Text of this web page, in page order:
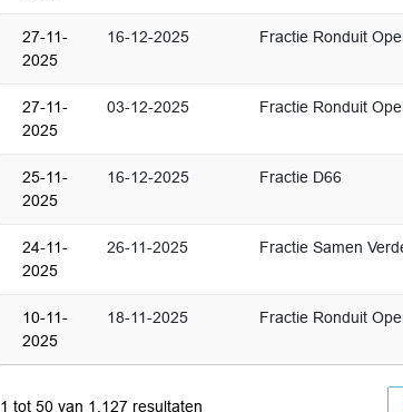
27-11-
2025
16-12-2025 Fractie Ronduit
27-11-
2025
03-12-2025 Fractie Ronduit
25-11-
2025
16-12-2025 Fractie D66
24-11-
2025
26-11-2025 Fractie Samen
10-11-
2025
18-11-2025 Fractie Ronduit
1 tot 50 van 1,127 resultaten